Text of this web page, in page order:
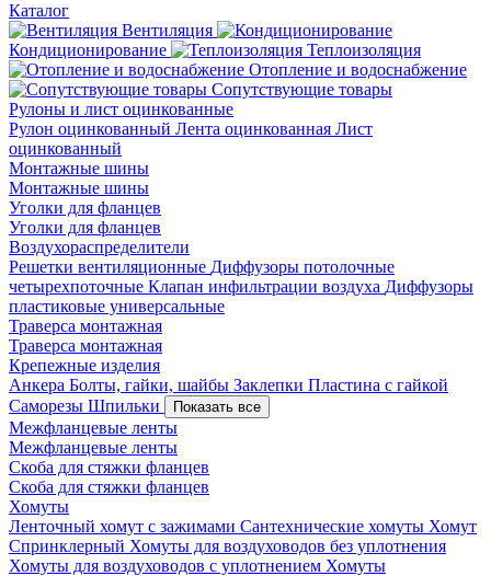
Каталог
Вентиляция
Кондиционирование
Теплоизоляция
Отопление и водоснабжение
Сопутствующие товары
Рулоны и лист оцинкованные
Рулон оцинкованный Лента оцинкованная Лист
оцинкованный
Монтажные шины
Монтажные шины
Уголки для фланцев
Уголки для фланцев
Воздухораспределители
Решетки вентиляционные Диффузоры потолочные
четырехпоточные Клапан инфильтрации воздуха Диффузоры
пластиковые универсальные
Траверса монтажная
Траверса монтажная
Крепежные изделия
Анкера Болты, гайки, шайбы Заклепки Пластина с гайкой
Саморезы Шпильки Показать все
Межфланцевые ленты
Межфланцевые ленты
Скоба для стяжки фланцев
Скоба для стяжки фланцев
Хомуты
Ленточный хомут с зажимами Сантехнические хомуты Хомут
Спринклерный Хомуты для воздуховодов без уплотнения
Хомуты для воздуховодов с уплотнением Хомуты